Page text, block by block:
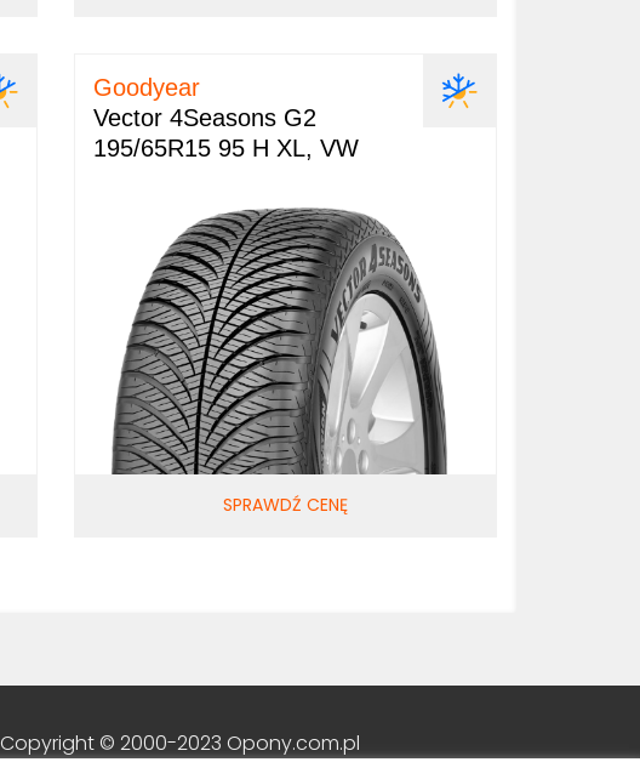
Goodyear
Vector 4Seasons G2
195/65R15 95 H XL, VW
SPRAWDŹ CENĘ
Copyright © 2000-2023 Opony.com.pl